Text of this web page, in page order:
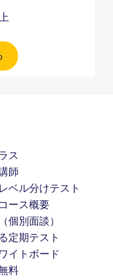
ス
師
ベル分けテスト
ース概要
個別面談）
定期テスト
イトボード
料